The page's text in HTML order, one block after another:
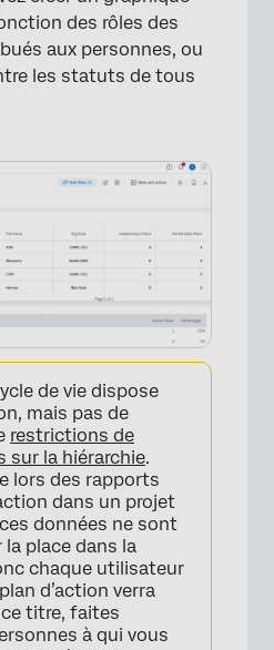
des rôles des
aux personnes, ou
les statuts de tous
de vie dispose
mais pas de
restrictions de
sur la hiérarchie.
lors des rapports
dans un projet
données ne sont
place dans la
chaque utilisateur
d’action verra
titre, faites
à qui vous